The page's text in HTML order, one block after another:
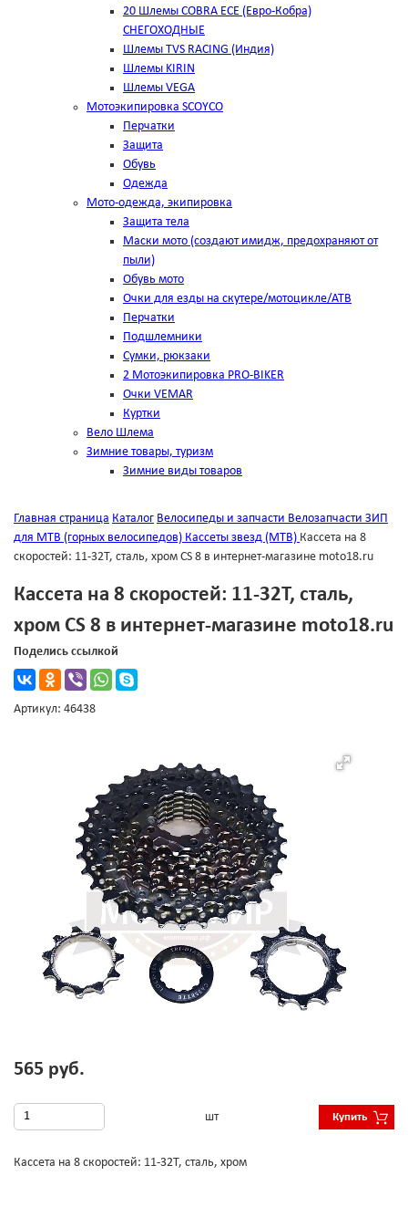
20 Шлемы COBRA ECE (Евро-Кобра)
СНЕГОХОДНЫЕ
Шлемы TVS RACING (Индия)
Шлемы KIRIN
Шлемы VEGA
Мотоэкипировка SCOYCO
Перчатки
Защита
Обувь
Одежда
Мото-одежда, экипировка
Защита тела
Маски мото (создают имидж, предохраняют от
пыли)
Обувь мото
Очки для езды на скутере/мотоцикле/АТВ
Перчатки
Подшлемники
Сумки, рюкзаки
2 Мотоэкипировка PRO-BIKER
Очки VEMAR
Куртки
Вело Шлема
Зимние товары, туризм
Зимние виды товаров
Главная страница Каталог Велосипеды и запчасти Велозапчасти ЗИП
для MTB (горных велосипедов) Кассеты звезд (MTB) Кассета на 8
скоростей: 11-32Т, сталь, хром CS 8 в интернет-магазине moto18.ru
Кассета на 8 скоростей: 11-32Т, сталь,
хром CS 8 в интернет-магазине moto18.ru
Поделись ссылкой
Артикул: 46438
565 руб.
шт Купить
Кассета на 8 скоростей: 11-32Т, сталь, хром